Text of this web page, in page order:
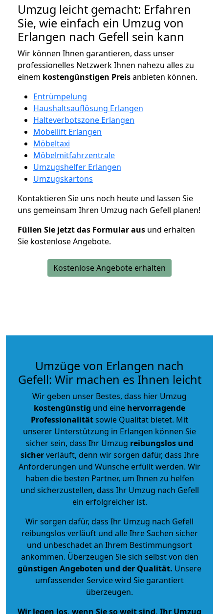
Umzug leicht gemacht: Erfahren
Sie, wie einfach ein Umzug von
Erlangen nach Gefell sein kann
Wir können Ihnen garantieren, dass unser
professionelles Netzwerk Ihnen nahezu alles zu
einem kostengünstigen Preisanbieten können.
Entrümpelung
Haushaltsauflösung Erlangen
Halteverbotszone Erlangen
Möbellift Erlangen
Möbeltaxi
Möbelmitfahrzentrale
Umzugshelfer Erlangen
Umzugskartons
Kontaktieren Sie uns noch heute und lassen Sie
uns gemeinsam Ihren Umzug nach Gefell planen!
Füllen Sie jetzt das Formular aus und erhalten
Sie kostenlose Angebote.
Kostenlose Angebote erhalten
Umzüge von Erlangen nach
Gefell: Wir machen es Ihnen leicht
Wir geben unser Bestes, dass hier Umzug
kostengünstig und eine hervorragende
Professionalitätsowie Qualität bietet. Mit
unserer Unterstützung in Erlangen können Sie
sicher sein, dass Ihr Umzug reibungslos und
sicherverläuft, denn wir sorgen dafür, dass Ihre
Anforderungen und Wünsche erfüllt werden. Wir
haben die besten Partner, um Ihnen zu helfen
und sicherzustellen, dass Ihr Umzug nach Gefell
ein erfolgreicher ist.
Wir sorgen dafür, dass Ihr Umzug nach Gefell
reibungslos verläuft und alle Ihre Sachen sicher
und unbeschadet an Ihrem Bestimmungsort
ankommen. Überzeugen Sie sich selbst von den
günstigen Angeboten und der Qualität. Unsere
umfassender Service wird Sie garantiert
überzeugen.
Wir legen los, wenn Sie so weit sind, Ihr Umzug